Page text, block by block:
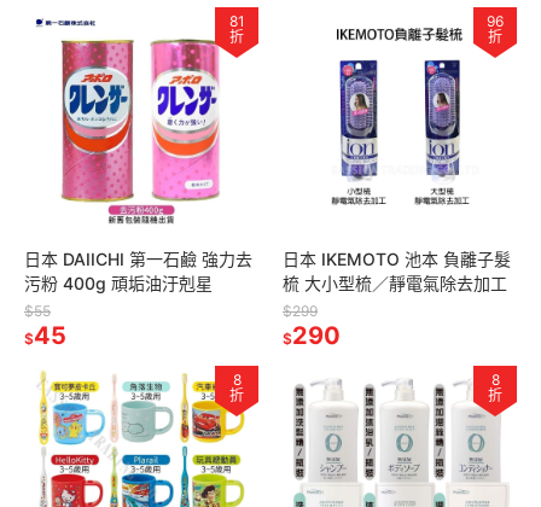
81
折
日本 DAIICHI 第一石鹼 強力去
污粉 400g 頑垢油汙剋星
$55
$45
96
折
日本 IKEMOTO 池本 負離子髮
梳 大小型梳／靜電氣除去加工
$299
$290
8
折
8
折